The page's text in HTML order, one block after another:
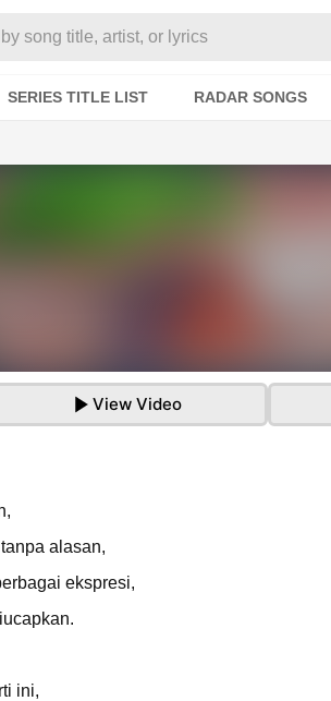
song title, artist, or lyrics
SERIES TITLE LIST RADAR SONGS
View Video
alasan,
ekspresi,
ini,